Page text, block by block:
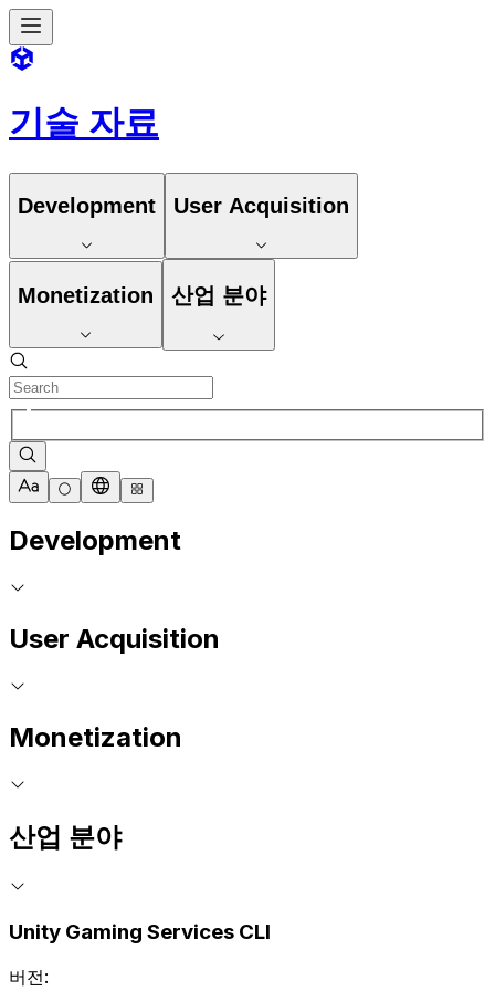
기술 자료
Development User Acquisition
Monetization 산업 분야
Development
User Acquisition
Monetization
산업 분야
Unity Gaming Services CLI
버전: